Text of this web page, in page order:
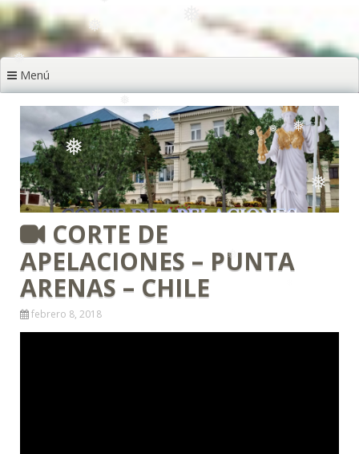
❅
❅
❅
❅
❅
❅
❅
❅
❅
Menú
CORTE DE
APELACIONES – PUNTA
ARENAS – CHILE
febrero 8, 2018